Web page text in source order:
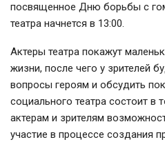
посвященное Дню борьбы с
театра начнется в 13:00.
Актеры театра покажут
жизни, после чего у зрителей
вопросы героям и обсудить
социального театра состоит в
актерам и зрителям
участие в процессе создания